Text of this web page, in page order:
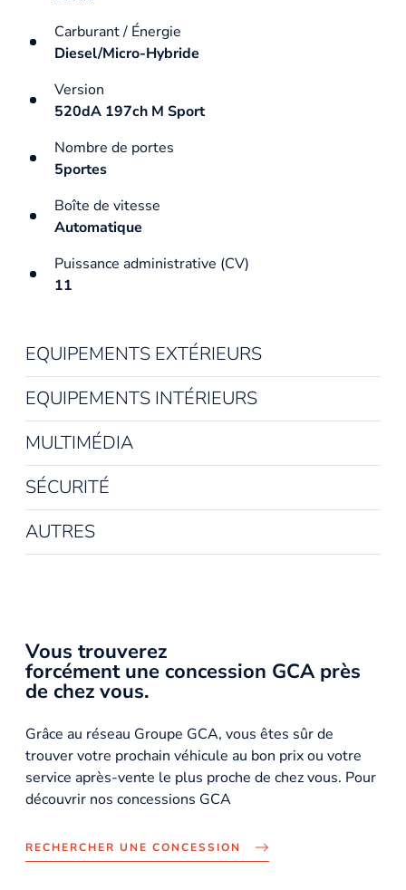
Carburant / Énergie
Diesel/Micro-Hybride
Version
520dA 197ch M Sport
Nombre de portes
5portes
Boîte de vitesse
Automatique
Puissance administrative (CV)
11
EQUIPEMENTS EXTÉRIEURS
EQUIPEMENTS INTÉRIEURS
MULTIMÉDIA
SÉCURITÉ
AUTRES
Vous trouverez
forcément une concession GCA près
de chez vous.
Grâce au réseau Groupe GCA, vous êtes sûr de
trouver votre prochain véhicule au bon prix ou votre
service après-vente le plus proche de chez vous. Pour
découvrir nos concessions GCA
RECHERCHER UNE CONCESSION